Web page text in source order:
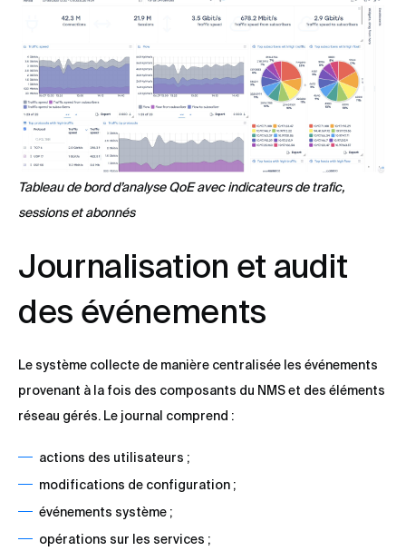
Tableau de bord d’analyse QoE avec indicateurs de trafic,
sessions et abonnés
Journalisation et audit
des événements
Le système collecte de manière centralisée les événements
provenant à la fois des composants du NMS et des éléments
réseau gérés. Le journal comprend :
actions des utilisateurs ;
modifications de configuration ;
événements système ;
opérations sur les services ;